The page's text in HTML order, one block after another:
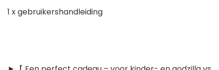
1 x gebruikershandleiding